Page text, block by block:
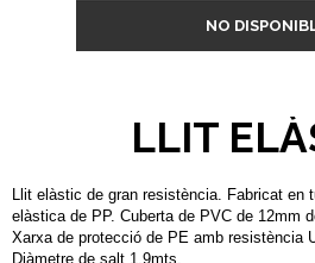
NO
LLIT
Llit elàstic de gran resistència. Fabricat en
elàstica de PP. Cuberta de PVC de 12mm
Xarxa de protecció de PE amb resistència
Diàmetre de salt 1,9mts.